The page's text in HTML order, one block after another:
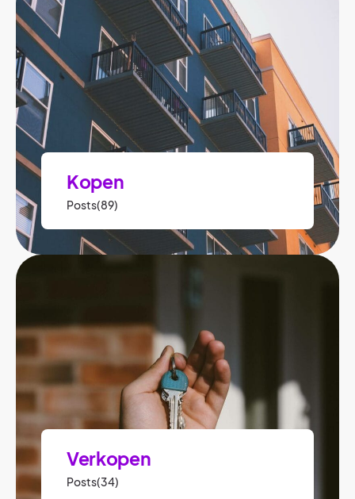
Kopen
Posts(89)
Verkopen
Posts(34)